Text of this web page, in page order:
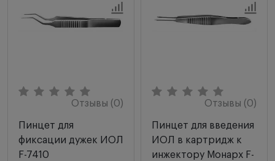
Отзывы (0)
Пинцет для
фиксации дужек ИОЛ
F-7410
Отзывы (0)
Пинцет для введения
ИОЛ в картридж к
инжектору Монарх F-